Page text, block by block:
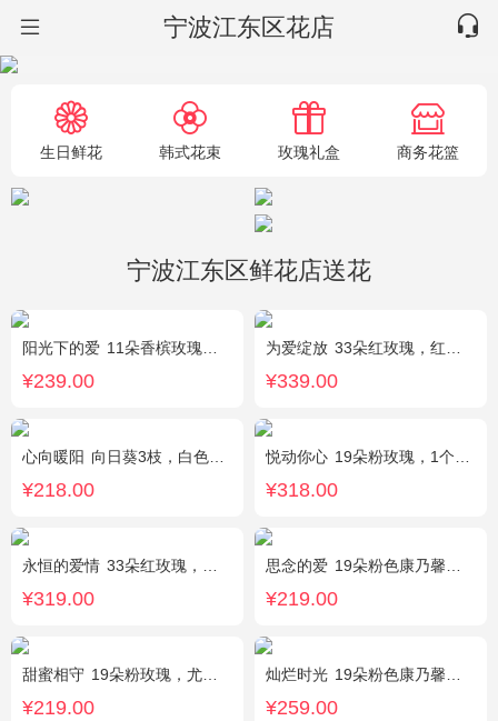
宁波江东区花店
生日鲜花 韩式花束 玫瑰礼盒 商务花篮
宁波江东区鲜花店送花
阳光下的爱 11朵香槟玫瑰，3朵向日葵，1个蓝色绣球，配花、绿叶搭配
¥239.00
为爱绽放 33朵红玫瑰，红豆、尤加利绿叶搭配
¥339.00
心向暖阳 向日葵3枝，白色洋桔梗0.5扎，绿色小雏菊2枝，雪柳0.1扎
¥218.00
悦动你心 19朵粉玫瑰，1个粉色绣球，2个白色乒乓菊，粉色桔梗、尤加利间插丰满
¥318.00
永恒的爱情 33朵红玫瑰，满天星、绿叶搭配
¥319.00
思念的爱 19朵粉色康乃馨，尤加利搭配
¥219.00
甜蜜相守 19朵粉玫瑰，尤加利、小花搭配
¥219.00
灿烂时光 19朵粉色康乃馨，2支多头粉百合，桔梗、黄莺搭配
¥259.00